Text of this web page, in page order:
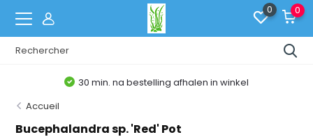
0 0
30 min. na bestelling afhalen in winkel
Accueil
Bucephalandra sp. 'Red' Pot